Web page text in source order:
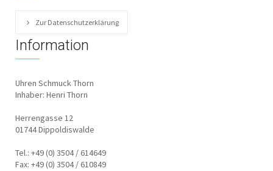
Zur Datenschutzerklärung
Information
Uhren Schmuck Thorn
Inhaber: Henri Thorn
Herrengasse 12
01744 Dippoldiswalde
Tel.: +49 (0) 3504 / 614649
Fax: +49 (0) 3504 / 610849